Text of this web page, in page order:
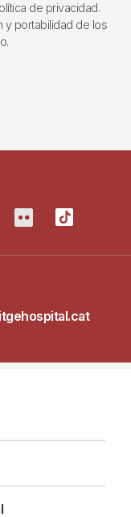
de privacidad.
y portabilidad de los